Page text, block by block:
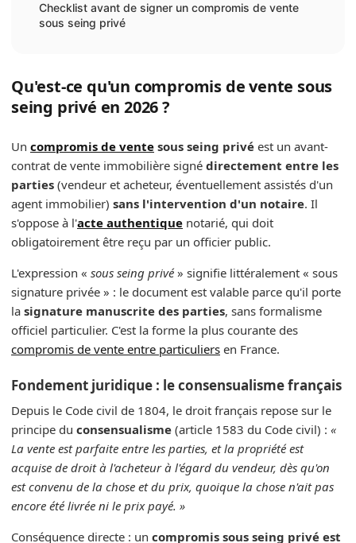
Checklist avant de signer un compromis de vente
sous seing privé
Qu'est-ce qu'un compromis de vente sous
seing privé en 2026 ?
Un compromis de vente sous seing privé est un avant-
contrat de vente immobilière signé directement entre les
parties (vendeur et acheteur, éventuellement assistés d'un
agent immobilier) sans l'intervention d'un notaire. Il
s'oppose à l'acte authentique notarié, qui doit
obligatoirement être reçu par un officier public.
L'expression « sous seing privé » signifie littéralement « sous
signature privée » : le document est valable parce qu'il porte
la signature manuscrite des parties, sans formalisme
officiel particulier. C'est la forme la plus courante des
compromis de vente entre particuliers en France.
Fondement juridique : le consensualisme français
Depuis le Code civil de 1804, le droit français repose sur le
principe du consensualisme (article 1583 du Code civil) : «
La vente est parfaite entre les parties, et la propriété est
acquise de droit à l'acheteur à l'égard du vendeur, dès qu'on
est convenu de la chose et du prix, quoique la chose n'ait pas
encore été livrée ni le prix payé. »
Conséquence directe : un compromis sous seing privé est